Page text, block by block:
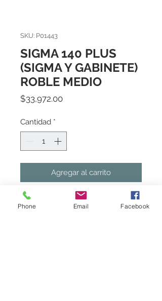
SKU: P01443
SIGMA 140 PLUS
(SIGMA Y GABINETE)
ROBLE MEDIO
$33,972.00Precio
Cantidad *
Agregar al carrito
1400*500*480 NO INCLUYE
ESPEJO
Phone Email Facebook